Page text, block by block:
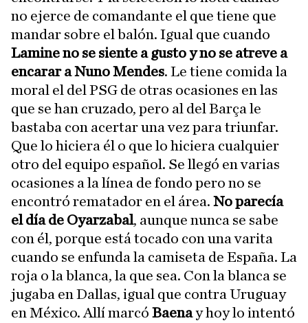
no ejerce de comandante el que tiene que
mandar sobre el balón. Igual que cuando
Lamine no se siente a gusto y no se atreve a
encarar a Nuno Mendes. Le tiene comida la
moral el del PSG de otras ocasiones en las
que se han cruzado, pero al del Barça le
bastaba con acertar una vez para triunfar.
Que lo hiciera él o que lo hiciera cualquier
otro del equipo español. Se llegó en varias
ocasiones a la línea de fondo pero no se
encontró rematador en el área. No parecía
el día de Oyarzabal, aunque nunca se sabe
con él, porque está tocado con una varita
cuando se enfunda la camiseta de España. La
roja o la blanca, la que sea. Con la blanca se
jugaba en Dallas, igual que contra Uruguay
en México. Allí marcó Baenay hoy lo intentó